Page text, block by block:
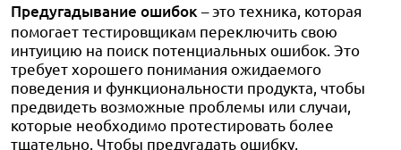
Предугадывание ошибок – это техника, которая
помогает тестировщикам переключить свою
интуицию на поиск потенциальных ошибок. Это
требует хорошего понимания ожидаемого
поведения и функциональности продукта, чтобы
предвидеть возможные проблемы или случаи,
которые необходимо протестировать более
тщательно. Чтобы предугадать ошибку,